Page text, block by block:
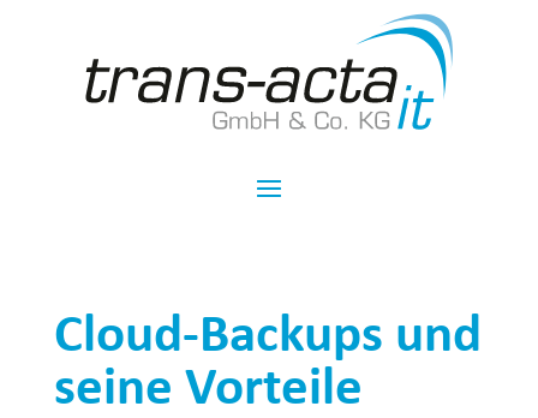
Cloud-Backups und
seine Vorteile